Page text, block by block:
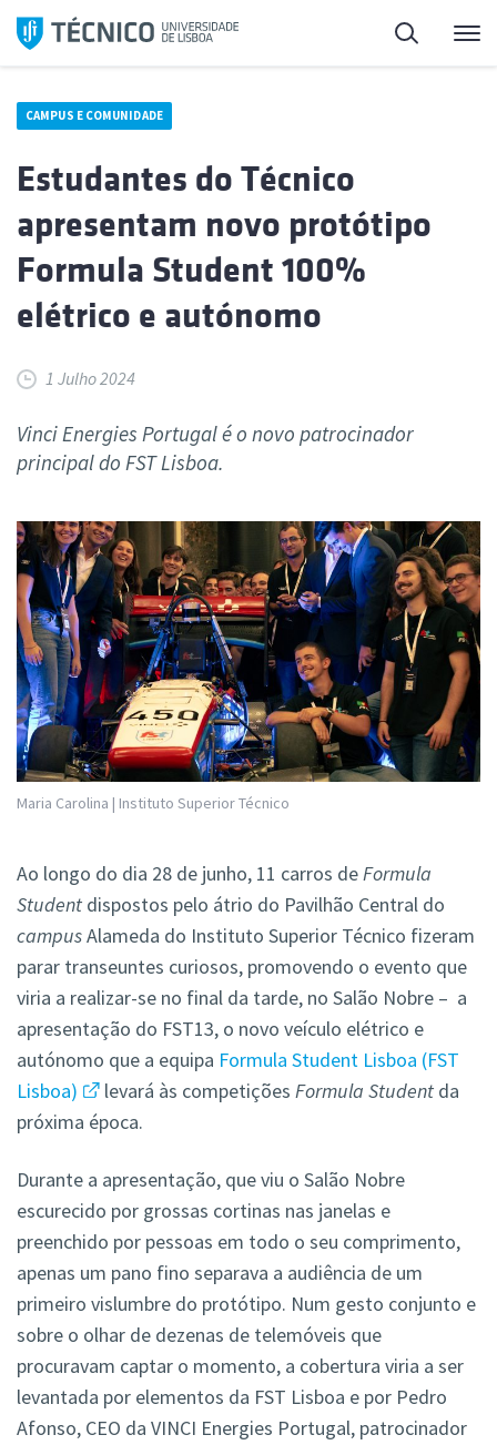
Saltar
para
Pesquisa
CAMPUS E COMUNIDADE
Estudantes do Técnico
apresentam novo protótipo
Formula Student 100%
elétrico e autónomo
1 Julho 2024
Vinci Energies Portugal é o novo patrocinador
principal do FST Lisboa.
Maria Carolina | Instituto Superior Técnico
Ao longo do dia 28 de junho, 11 carros deFormula
Student dispostos pelo átrio do Pavilhão Central do
campusAlameda do Instituto Superior Técnico fizeram
parar transeuntes curiosos, promovendo o evento que
viria a realizar-se no final da tarde, no Salão Nobre – a
apresentação do FST13, o novo veículo elétrico e
autónomo que a equipa Formula Student Lisboa (FST
Lisboa)
levará às competições Formula Studentda
próxima época.
Durante a apresentação, que viu o Salão Nobre
escurecido por grossas cortinas nas janelas e
preenchido por pessoas em todo o seu comprimento,
apenas um pano fino separava a audiência de um
primeiro vislumbre do protótipo. Num gesto conjunto e
sobre o olhar de dezenas de telemóveis que
procuravam captar o momento, a cobertura viria a ser
levantada por elementos da FST Lisboa e por Pedro
Afonso, CEO da VINCI Energies Portugal, patrocinador